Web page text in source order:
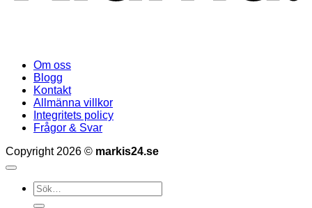
Om oss
Blogg
Kontakt
Allmänna villkor
Integritets policy
Frågor & Svar
Copyright 2026 © markis24.se
Sök
efter: